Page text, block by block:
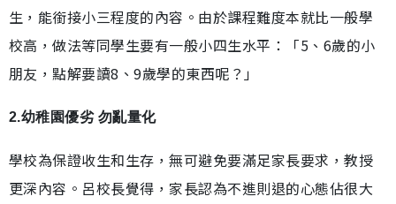
生，能銜接小三程度的內容。由於課程難度本就比一般學
校高，做法等同學生要有一般小四生水平：「5、6歲的小
朋友，點解要讀8、9歲學的東西呢？」
2.幼稚園優劣 勿亂量化
學校為保證收生和生存，無可避免要滿足家長要求，教授
更深內容。呂校長覺得，家長認為不進則退的心態佔很大